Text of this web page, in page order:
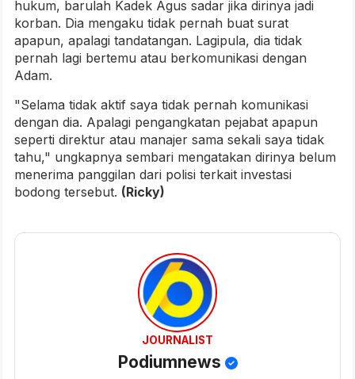
hukum, barulah Kadek Agus sadar jika dirinya jadi
korban. Dia mengaku tidak pernah buat surat
apapun, apalagi tandatangan. Lagipula, dia tidak
pernah lagi bertemu atau berkomunikasi dengan
Adam.
"Selama tidak aktif saya tidak pernah komunikasi
dengan dia. Apalagi pengangkatan pejabat apapun
seperti direktur atau manajer sama sekali saya tidak
tahu," ungkapnya sembari mengatakan dirinya belum
menerima panggilan dari polisi terkait investasi
bodong tersebut. (Ricky)
JOURNALIST
Podiumnews